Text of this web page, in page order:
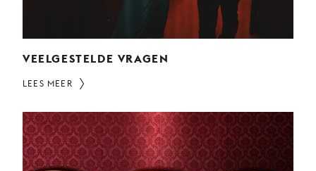
STEUN
VEELGESTELDE VRAGEN
LEES MEER